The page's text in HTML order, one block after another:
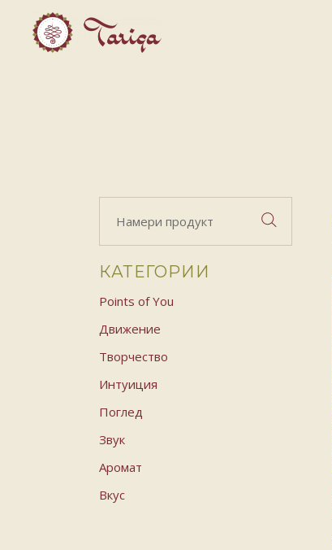
for:
КАТЕГОРИИ
Points of You
Движение
Творчество
Интуиция
Поглед
Звук
Aромат
Вкус